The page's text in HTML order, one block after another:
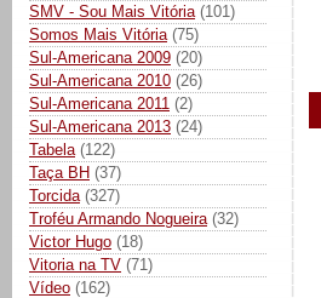
SMV - Sou Mais Vitória (101)
Somos Mais Vitória (75)
Sul-Americana 2009 (20)
Sul-Americana 2010 (26)
Sul-Americana 2011 (2)
Sul-Americana 2013 (24)
Tabela (122)
Taça BH (37)
Torcida (327)
Troféu Armando Nogueira (32)
Victor Hugo (18)
Vitoria na TV (71)
Vídeo (162)